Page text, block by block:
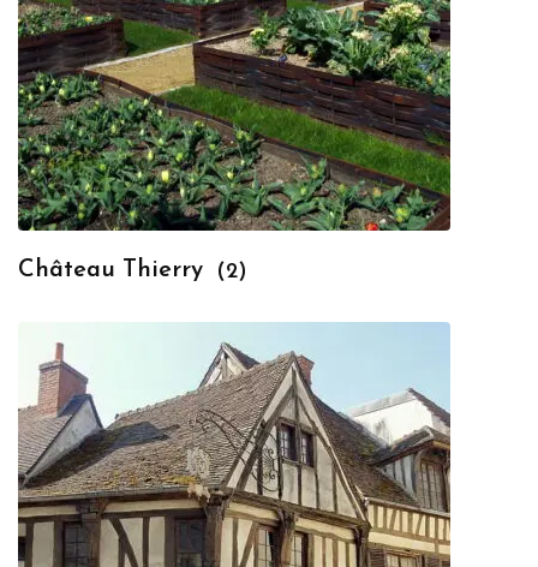
Château Thierry (2)